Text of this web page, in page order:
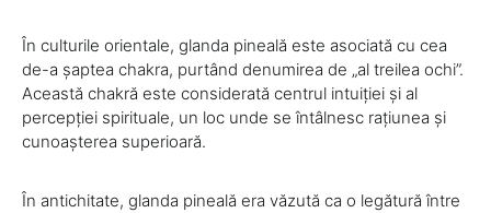
În culturile orientale, glanda pineală este asociată cu cea
de-a șaptea chakra, purtând denumirea de „al treilea ochi”.
Această chakră este considerată centrul intuiției și al
percepției spirituale, un loc unde se întâlnesc rațiunea și
cunoașterea superioară.
În antichitate, glanda pineală era văzută ca o legătură între